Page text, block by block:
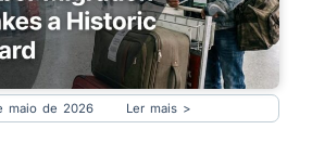
maio de 2026 Ler mais >